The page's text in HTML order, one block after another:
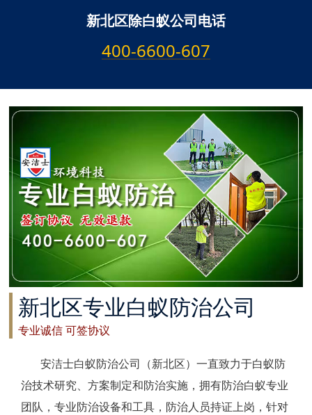
太仓白蚁防治
常州白蚁防治
溧阳白蚁防治
南通白蚁防治
如东白蚁防治
如皋白蚁防治
海安白蚁防治
泰州白蚁防治
兴化白蚁防治
新北区除白蚁公司电话
400-6600-607
新北区专业白蚁防治公司
专业诚信 可签协议
安洁士白蚁防治公司（新北区）一直致力于白蚁防
治技术研究、方案制定和防治实施，拥有防治白蚁专业
团队，专业防治设备和工具，防治人员持证上岗，针对